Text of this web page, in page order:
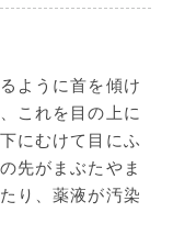
ように首を傾け
これを目の上に
にむけて目にふ
先がまぶたやま
り、薬液が汚染